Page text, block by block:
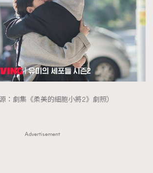
：劇集《柔美的細胞小將2》劇照）
Advertisement